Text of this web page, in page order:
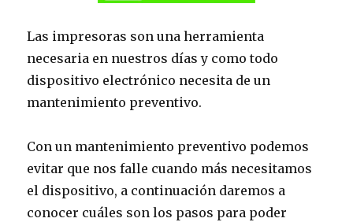
Las impresoras son una herramienta
necesaria en nuestros días y como todo
dispositivo electrónico necesita de un
mantenimiento preventivo.
Con un mantenimiento preventivo podemos
evitar que nos falle cuando más necesitamos
el dispositivo, a continuación daremos a
conocer cuáles son los pasos para poder